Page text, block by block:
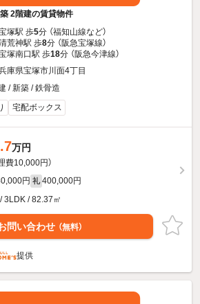
2階建の賃貸物件
塚駅 歩5分 （福知山線など）
荒神駅 歩8分 （阪急宝塚線）
塚南口駅 歩18分 （阪急今津線）
庫県宝塚市川面4丁目
/ 新築 / 鉄骨造
宅配ボックス
万円
費10,000円）
円 礼 400,000円
3LDK / 82.37㎡
問い合わせ （無料）
提供